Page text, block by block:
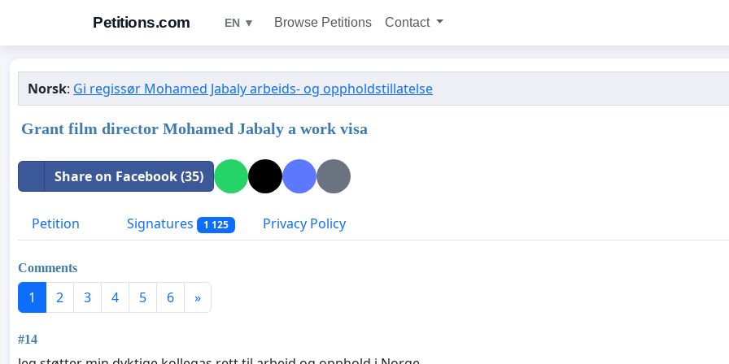
Petitions.com EN ▼ Browse Petitions Contact
Norsk: Gi regissør Mohamed Jabaly arbeids- og oppholdstillatelse
Grant film director Mohamed Jabaly a work visa
Share on Facebook (35)
Petition Signatures 1 125 Privacy Policy
Comments
1 2 3 4 5 6 »
#14